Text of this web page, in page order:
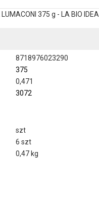
375 g - LA BIO IDEA
8718976023290
375
0,471
3072
szt
6 szt
0,47 kg